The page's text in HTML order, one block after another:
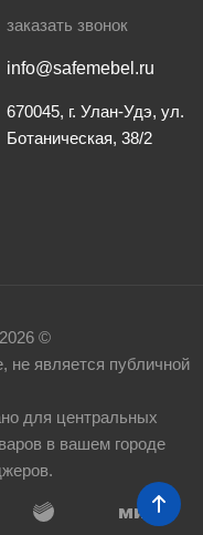
заказать звонок
info@safemebel.ru
670045, г. Улан-Удэ, ул.
Ботаническая, 38/2
©
является публичной
для центральных
в вашем городе